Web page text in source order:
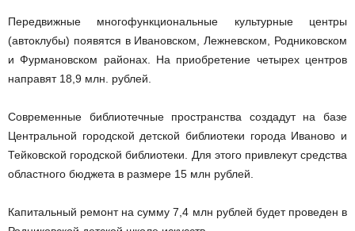
Передвижные многофункциональные культурные центры
(автоклубы) появятся в Ивановском, Лежневском, Родниковском
и Фурмановском районах. На приобретение четырех центров
направят 18,9 млн. рублей.
Современные библиотечные пространства создадут на базе
Центральной городской детской библиотеки города Иваново и
Тейковской городской библиотеки. Для этого привлекут средства
областного бюджета в размере 15 млн рублей.
Капитальный ремонт на сумму 7,4 млн рублей будет проведен в